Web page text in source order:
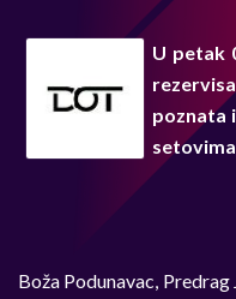
U petak
poznata
Boža Podunavac,